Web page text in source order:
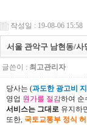
작성일 : 19-08-06 15:58
서울 관악구 남현동/
글쓴이 : 최고관리자
당사는 (과도한 광고비
영업 원가를 절감하여 순
서비스는 그대로 유지하
또한, 국토교통부 정식